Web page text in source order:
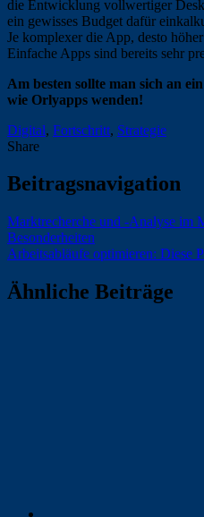
die Entwicklung vollwertiger
ein gewisses Budget dafür
Je komplexer die App, desto
Einfache Apps sind bereits sehr
Am besten sollte man sich an
wie Orlyapps wenden!
Digital, Fortschritt, Strategie
Share
Beitragsnavigation
Marktrecherche und -Analyse im
Besonderheiten
Arbeitsabläufe optimieren: Diese
Ähnliche Beiträge